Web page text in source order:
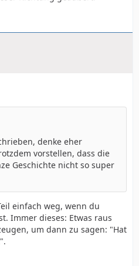
denke eher
vorstellen, dass die
Geschichte nicht so super
einfach weg, wenn du
Immer dieses: Etwas raus
um dann zu sagen: "Hat